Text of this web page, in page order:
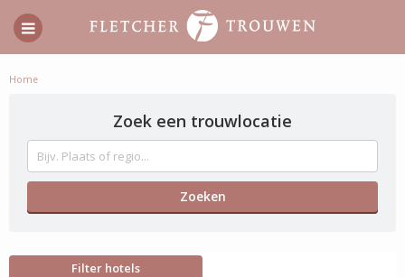
Home
Zoek een trouwlocatie
Filter hotels